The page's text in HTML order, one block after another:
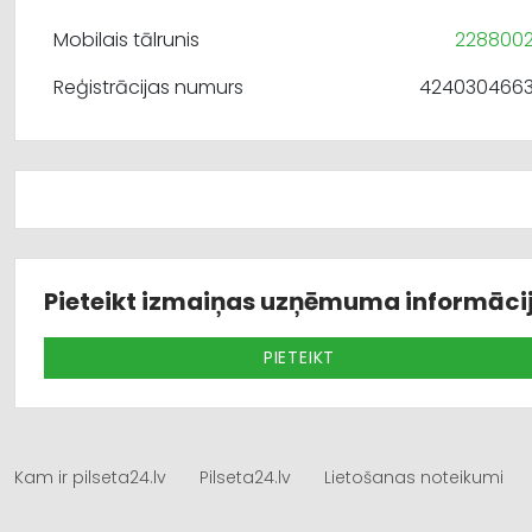
Mobilais tālrunis
Reģistrācijas numurs
Pieteikt izmaiņas uzņēmuma
PIETEIKT
Kam ir pilseta24.lv Pilseta24.lv Lietošanas noteikumi